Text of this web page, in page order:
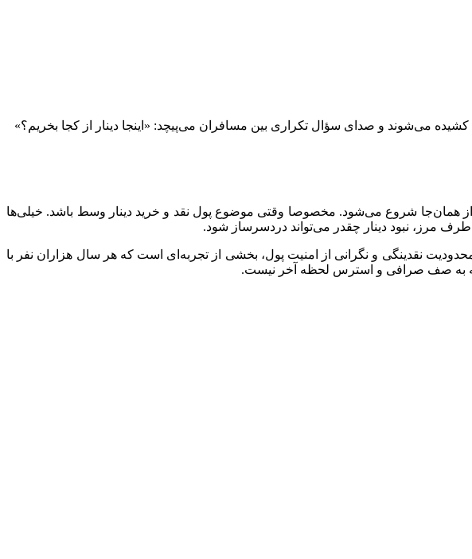
می‌شوند و صدای سؤال تکراری بین مسافران می‌پیچد: «اینجا دینار از کجا بخریم؟»
همان‌جا شروع می‌شود. مخصوصا وقتی موضوع پول نقد و خرید دینار وسط باشد. خیلی‌ها
مرز، نبود دینار چقدر می‌تواند دردسرساز شود.
نقدینگی و نگرانی از امنیت پول، بخشی از تجربه‌ای است که هر سال هزاران نفر با
به صف صرافی و استرس لحظه آخر نیست.